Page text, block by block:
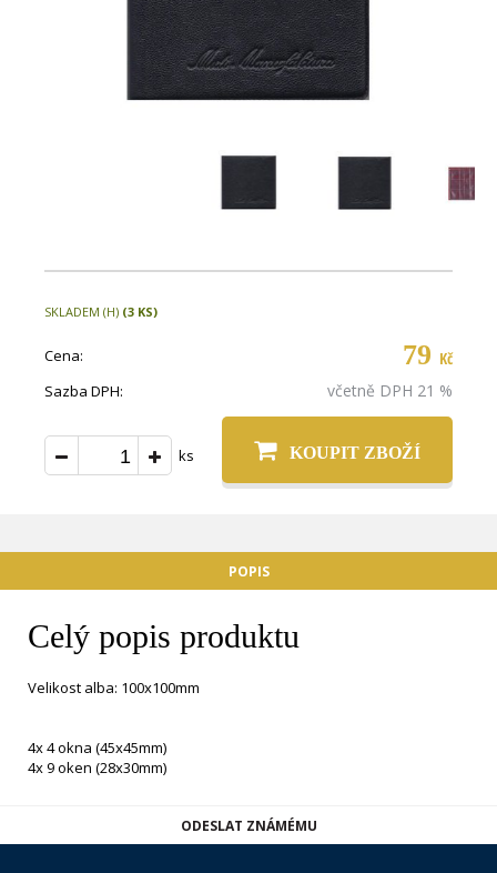
SKLADEM (H) (3 KS)
Cena: 79 Kč
Sazba DPH: včetně DPH 21 %
ks KOUPIT ZBOŽÍ
POPIS
Celý popis produktu
Velikost alba: 100x100mm
4x 4 okna (45x45mm)
4x 9 oken (28x30mm)
ODESLAT ZNÁMÉMU